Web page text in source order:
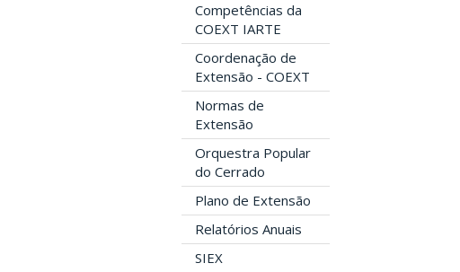
Competências da
COEXT IARTE
Coordenação de
Extensão - COEXT
Normas de
Extensão
Orquestra Popular
do Cerrado
Plano de Extensão
Relatórios Anuais
SIEX